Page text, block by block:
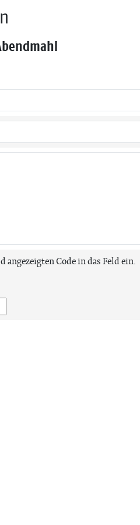
angezeigten Code in das Feld ein.